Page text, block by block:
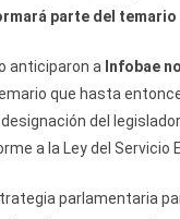
parte del
anticiparon a Infobae
que hasta
del
a la Ley del Servicio
parlamentaria